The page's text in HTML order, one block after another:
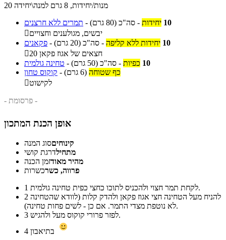
20 מנות/יחידות, 8 גרם למנה\יחידה
תמרים ללא חרצנים - 10 יחידות - סה"כ (80 גרם)
יבשים, מגולענים וחצויים
פקאנים - 10 יחידות ללא קליפה - סה"כ (20 גרם)

20 חצאים של אגוז פקאן
טחינה גולמית - 10 כפיות - סה"כ (50 גרם)
קוקוס טחון - כף שטוחה (6 גרם)
לקישוט
- פרסומת -
אופן הכנת המתכון
קינוחיםסוג המנה
מתחילדרגת קושי
מהיר מאודזמן הכנה
פרווה, כשרכשרות
1
לקחת תמר חצוי ולהכניס לתוכו כחצי כפית טחינה גולמית.
2
לא נוטפת מצדי התמר. אם כן - לשים פחות טחינה).
3
לפזר פרורי קוקוס מעל ולהגיש.
4